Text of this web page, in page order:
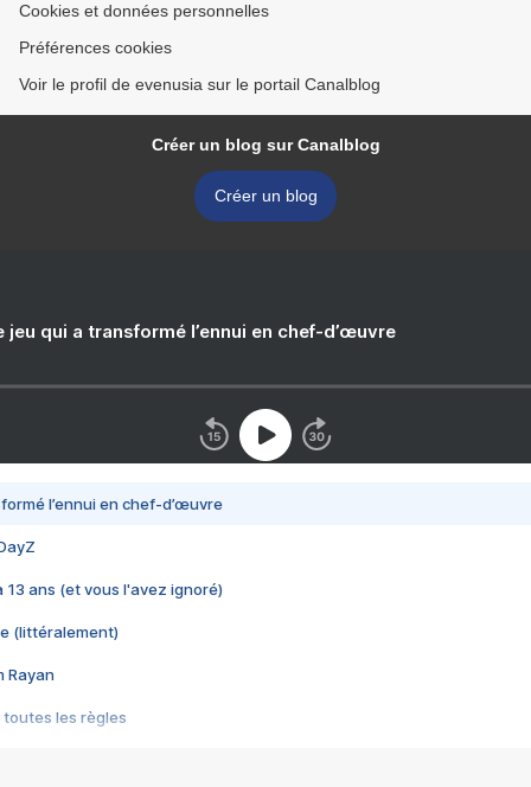
Cookies et données personnelles
Préférences cookies
Voir le profil de evenusia sur le portail Canalblog
Créer un blog sur Canalblog
Créer un blog
jeu qui a transformé l’ennui en chef-d’œuvre
l’ennui en chef-d’œuvre
13 ans (et vous l'avez ignoré)
(littéralement)
Rayan
toutes les règles